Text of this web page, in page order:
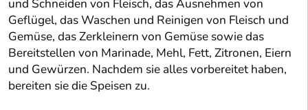
und Schneiden von Fleisch, das Ausnehmen von
Geflügel, das Waschen und Reinigen von Fleisch und
Gemüse, das Zerkleinern von Gemüse sowie das
Bereitstellen von Marinade, Mehl, Fett, Zitronen, Eiern
und Gewürzen. Nachdem sie alles vorbereitet haben,
bereiten sie die Speisen zu.